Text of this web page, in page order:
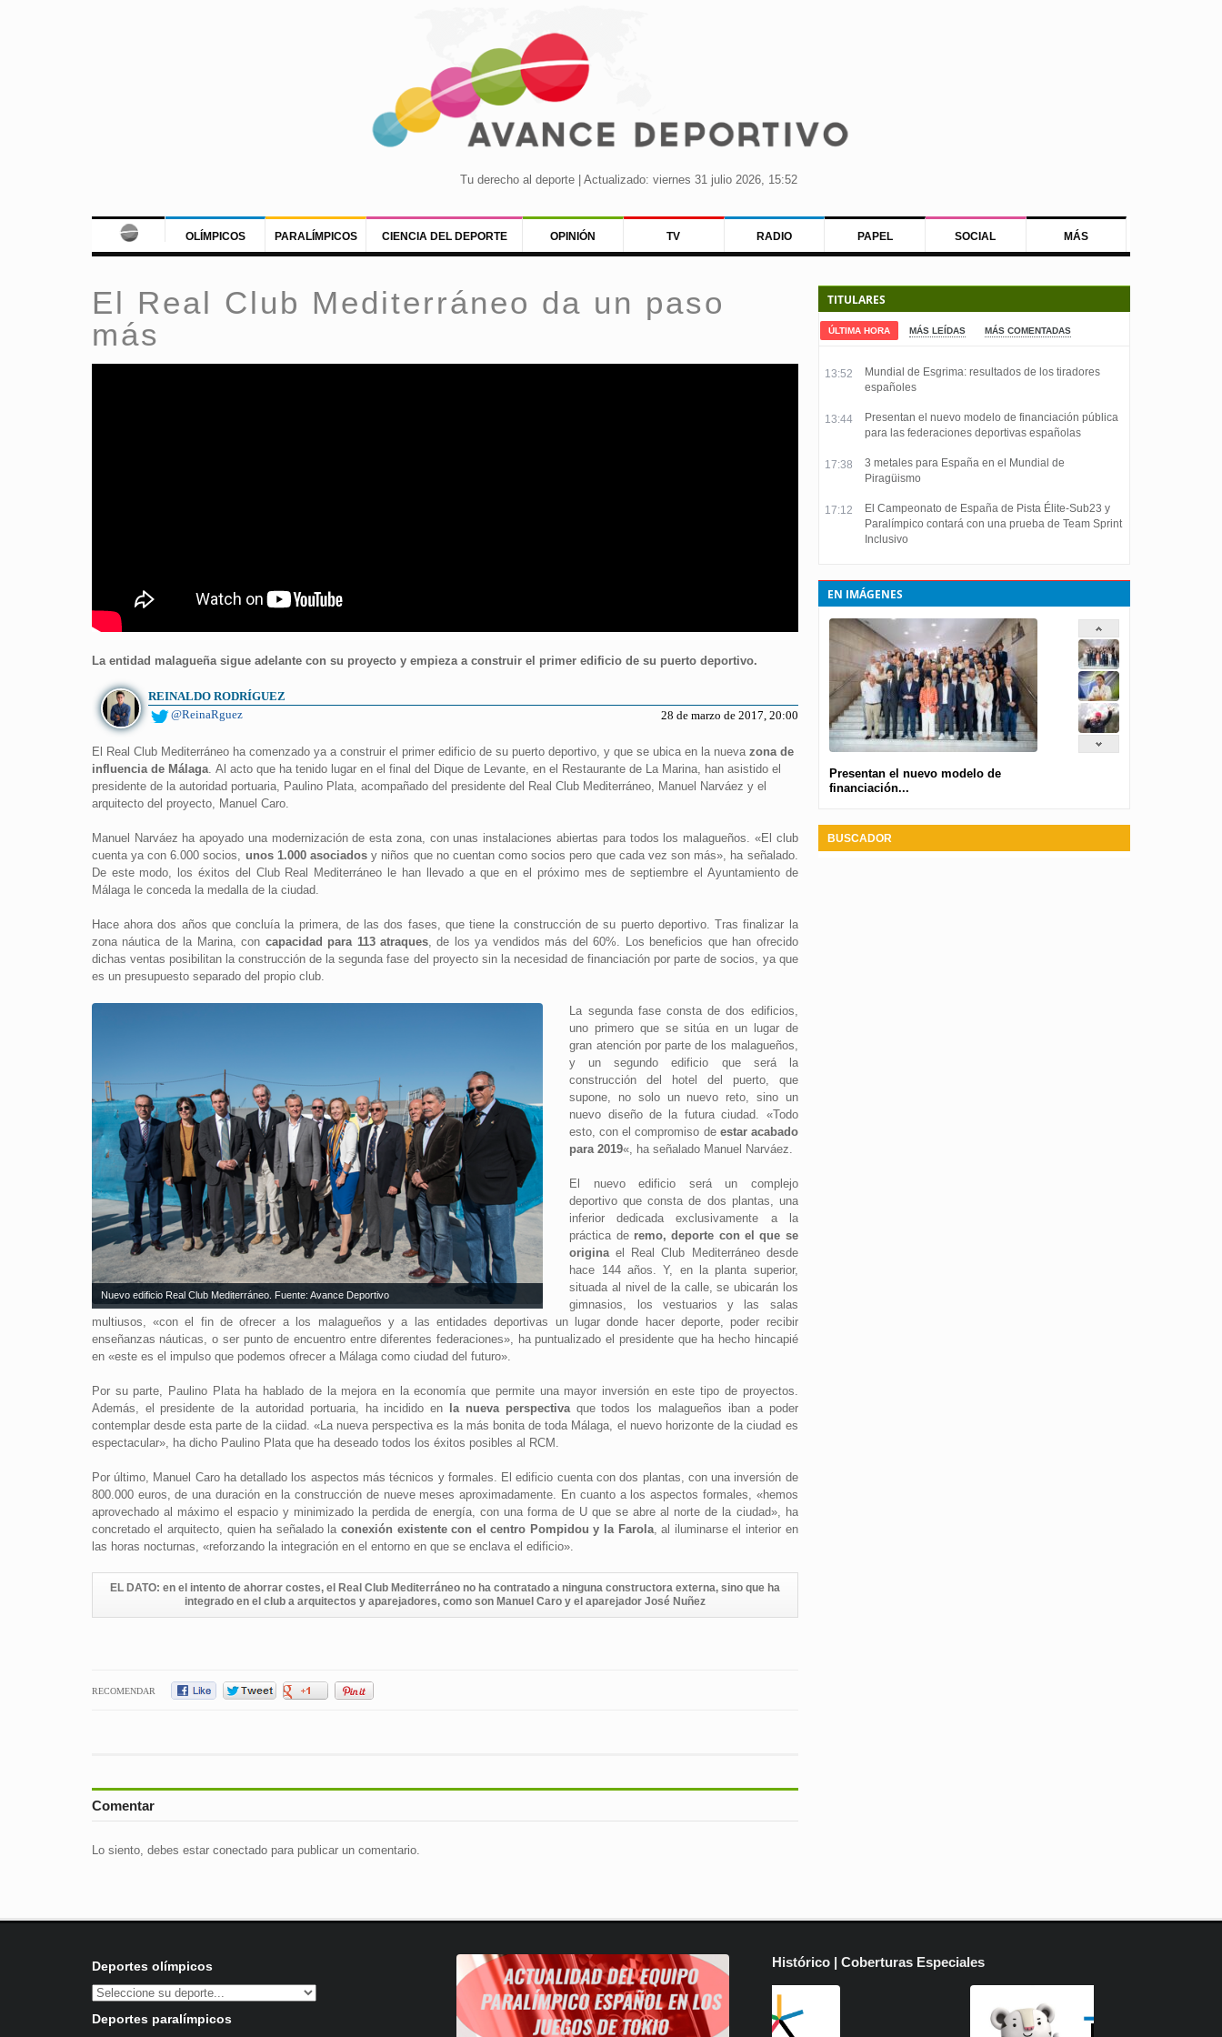
Tu derecho al deporte | Actualizado: viernes 31 julio 2026, 15:52
OLÍMPICOS PARALÍMPICOS CIENCIA DEL DEPORTE OPINIÓN TV RADIO PAPEL SOCIAL MÁS
El Real Club Mediterráneo da un paso
más
La entidad malagueña sigue adelante con su proyecto y empieza a construir el primer edificio de su puerto deportivo.
REINALDO RODRÍGUEZ
@ReinaRguez
28 de marzo de 2017, 20:00
El Real Club Mediterráneo ha comenzado ya a construir el primer edificio de su puerto deportivo, y que se ubica en la nueva zona de
influencia de Málaga. Al acto que ha tenido lugar en el final del Dique de Levante, en el Restaurante de La Marina, han asistido el
presidente de la autoridad portuaria, Paulino Plata, acompañado del presidente del Real Club Mediterráneo, Manuel Narváez y el
arquitecto del proyecto, Manuel Caro.
Manuel Narváez ha apoyado una modernización de esta zona, con unas instalaciones abiertas para todos los malagueños. «El club
cuenta ya con 6.000 socios, unos 1.000 asociadosy niños que no cuentan como socios pero que cada vez son más», ha señalado.
De este modo, los éxitos del Club Real Mediterráneo le han llevado a que en el próximo mes de septiembre el Ayuntamiento de
Málaga le conceda la medalla de la ciudad.
Hace ahora dos años que concluía la primera, de las dos fases, que tiene la construcción de su puerto deportivo. Tras finalizar la
zona náutica de la Marina, con capacidad para 113 atraques, de los ya vendidos más del 60%. Los beneficios que han ofrecido
dichas ventas posibilitan la construcción de la segunda fase del proyecto sin la necesidad de financiación por parte de socios, ya que
es un presupuesto separado del propio club.
Nuevo edificio Real Club Mediterráneo. Fuente: Avance Deportivo
La segunda fase consta de dos edificios,
uno primero que se sitúa en un lugar de
gran atención por parte de los malagueños,
y un segundo edificio que será la
construcción del hotel del puerto, que
supone, no solo un nuevo reto, sino un
nuevo diseño de la futura ciudad. «Todo
esto, con el compromiso de estar acabado
para 2019«, ha señalado Manuel Narváez.
El nuevo edificio será un complejo
deportivo que consta de dos plantas, una
inferior dedicada exclusivamente a la
práctica de remo, deporte con el que se
originael Real Club Mediterráneo desde
hace 144 años. Y, en la planta superior,
situada al nivel de la calle, se ubicarán los
gimnasios, los vestuarios y las salas
multiusos, «con el fin de ofrecer a los malagueños y a las entidades deportivas un lugar donde hacer deporte, poder recibir
enseñanzas náuticas, o ser punto de encuentro entre diferentes federaciones», ha puntualizado el presidente que ha hecho hincapié
en «este es el impulso que podemos ofrecer a Málaga como ciudad del futuro».
Por su parte, Paulino Plata ha hablado de la mejora en la economía que permite una mayor inversión en este tipo de proyectos.
Además, el presidente de la autoridad portuaria, ha incidido en
la nueva perspectivaque todos los malagueños iban a poder
contemplar desde esta parte de la ciidad. «La nueva perspectiva es la más bonita de toda Málaga, el nuevo horizonte de la ciudad es
espectacular», ha dicho Paulino Plata que ha deseado todos los éxitos posibles al RCM.
Por último, Manuel Caro ha detallado los aspectos más técnicos y formales. El edificio cuenta con dos plantas, con una inversión de
800.000 euros, de una duración en la construcción de nueve meses aproximadamente. En cuanto a los aspectos formales, «hemos
aprovechado al máximo el espacio y minimizado la perdida de energía, con una forma de U que se abre al norte de la ciudad», ha
concretado el arquitecto, quien ha señalado la conexión existente con el centro Pompidou y la Farola, al iluminarse el interior en
las horas nocturnas, «reforzando la integración en el entorno en que se enclava el edificio».
EL DATO: en el intento de ahorrar costes, el Real Club Mediterráneo no ha contratado a ninguna constructora externa, sino que ha
integrado en el club a arquitectos y aparejadores, como son Manuel Caro y el aparejador José Nuñez
RECOMENDAR
Comentar
Lo siento, debes estar conectadopara publicar un comentario.
TITULARES
ÚLTIMA HORA MÁS LEÍDAS MÁS COMENTADAS
13:52
Mundial de Esgrima: resultados de los tiradores
españoles
13:44
Presentan el nuevo modelo de financiación pública
para las federaciones deportivas españolas
17:38
3 metales para España en el Mundial de
Piragüismo
17:12
El Campeonato de España de Pista Élite-Sub23 y
Paralímpico contará con una prueba de Team Sprint
Inclusivo
EN IMÁGENES
Presentan el nuevo modelo de
financiación...
BUSCADOR
Deportes olímpicos
Deportes paralímpicos
Histórico | Coberturas Especiales